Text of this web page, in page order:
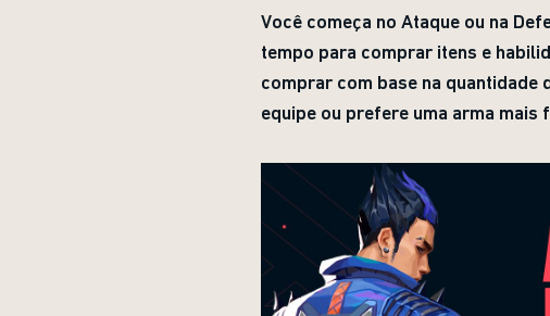
Você começa no Ataque ou na
tempo para comprar itens e
comprar com base na quantidade
equipe ou prefere uma arma